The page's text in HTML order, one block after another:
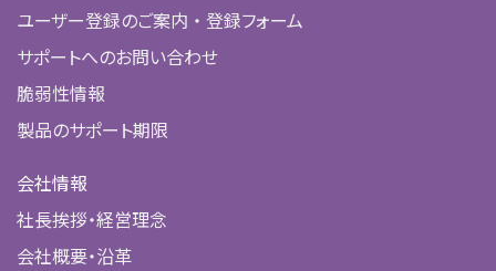
ユーザー登録のご案内 ・ 登録フォーム
サポートへのお問い合わせ
脆弱性情報
製品のサポート期限
会社情報
社長挨拶・経営理念
会社概要・沿革